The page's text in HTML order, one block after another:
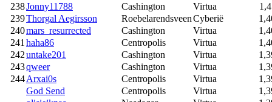
238Jonny11788 Cashington Virtua
239Thorgal Aegirsson RoebelarendsveenCyberië
240mars_resurrected Cashington Virtua
241 haha86 Centropolis Virtua
242untake201 Cashington Virtua
243qweer Cashington Virtua
244Arxai0s Centropolis Virtua
God Send
Centropolis Virtua